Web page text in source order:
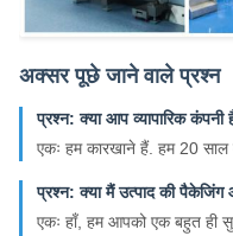
अक्सर पूछे जाने वाले प्रश्न
प्रश्न: क्या आप व्यापारिक कंपनी
एकः हम कारखाने हैं. हम 20
प्रश्न: क्या मैं उत्पाद की
एकः हाँ, हम आपको एक बहुत ही